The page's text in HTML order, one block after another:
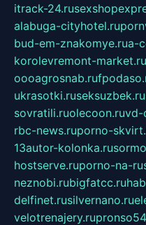
itrack-24.ru
alabuga-cityhotel.ru
bud-em-znakomye.rua-
korolevremont-market.ru
oooagrosnab.ru
ukrasotki.ruseksuzbek.ru
sovratili.ruolecoon.ruvd-
rbc-news.ruporno-
13autor-kolonka.ru
hostserve.ruporno-na-
neznobi.rubigfatcc.ru
delfinet.rusilvernano.ru
velotrenajery.ru